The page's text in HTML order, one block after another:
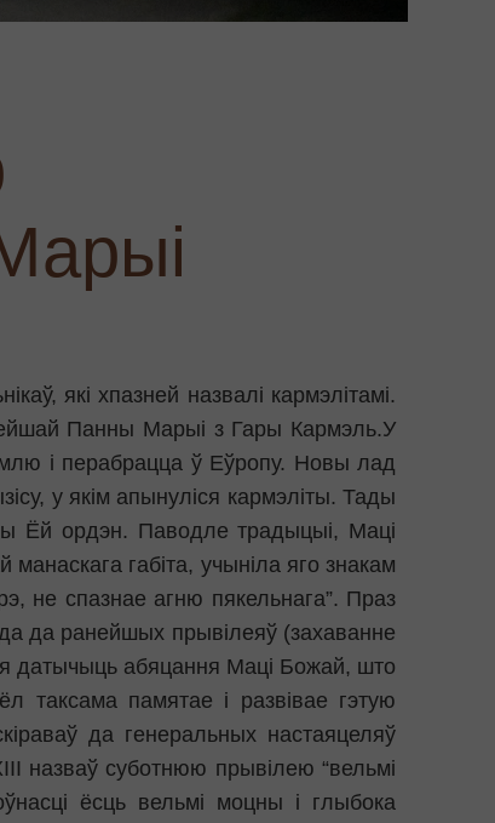
які хпазней назвалі кармэлітамі.
Панны Марыі з Гары Кармэль.У
і перабрацца ў Еўропу. Новы лад
у якім апынуліся кармэліты. Тады
Ёй ордэн. Паводле традыцыі, Маці
габіта, учыніла яго знакам
не спазнае агню пякельнага”. Праз
да ранейшых прывілеяў (захаванне
датычыць абяцання Маці Божай, што
таксама памятае і развівае гэтую
да генеральных настаяцеляў
назваў суботнюю прывілею “вельмі
ёсць вельмі моцны і глыбока